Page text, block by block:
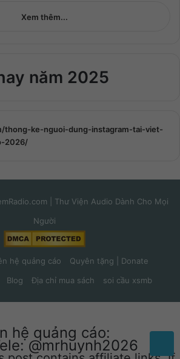
Xem thêm...
năm 2025
thong-ke-nguoi-dung-instagram-tai-viet-
2026/
| Thư Viện Audio Dành Cho Mọi
Người
hệ quảng cáo
Quyên tặng | Donate
Blog Địa chỉ mua sách soi cầu xsmb
hệ quảng cáo:
@mrhuynh2026